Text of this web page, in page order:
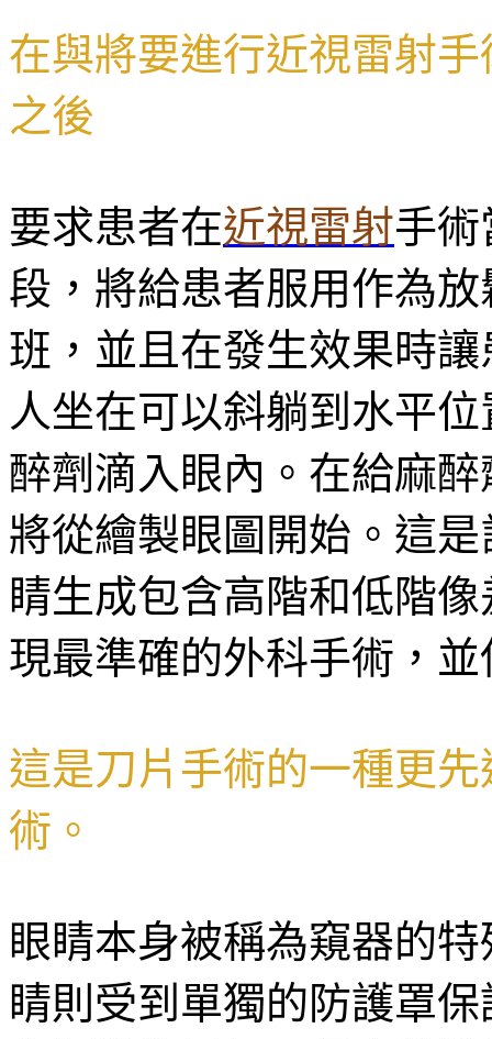
在與將要進行近視雷射
之後
要求患者在近視雷射手
段，將給患者服用作為
班，並且在發生效果時
人坐在可以斜躺到水平
醉劑滴入眼內。在給麻
將從繪製眼圖開始。這
睛生成包含高階和低階
現最準確的外科手術，
這是刀片手術的一種更
術。
眼睛本身被稱為窺器的
睛則受到單獨的防護罩